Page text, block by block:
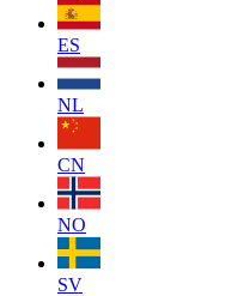
ES
NL
CN
NO
SV